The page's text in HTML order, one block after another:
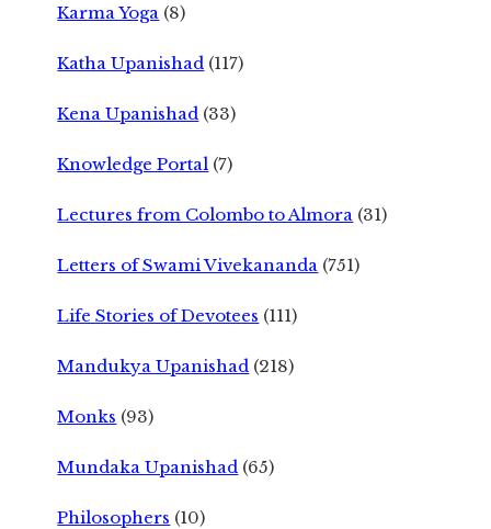
Karma Yoga (8)
Katha Upanishad (117)
Kena Upanishad (33)
Knowledge Portal (7)
Lectures from Colombo to Almora (31)
Letters of Swami Vivekananda (751)
Life Stories of Devotees (111)
Mandukya Upanishad (218)
Monks (93)
Mundaka Upanishad (65)
Philosophers (10)